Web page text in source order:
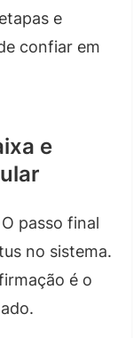
e
confiar em
e
passo final
no sistema.
é o